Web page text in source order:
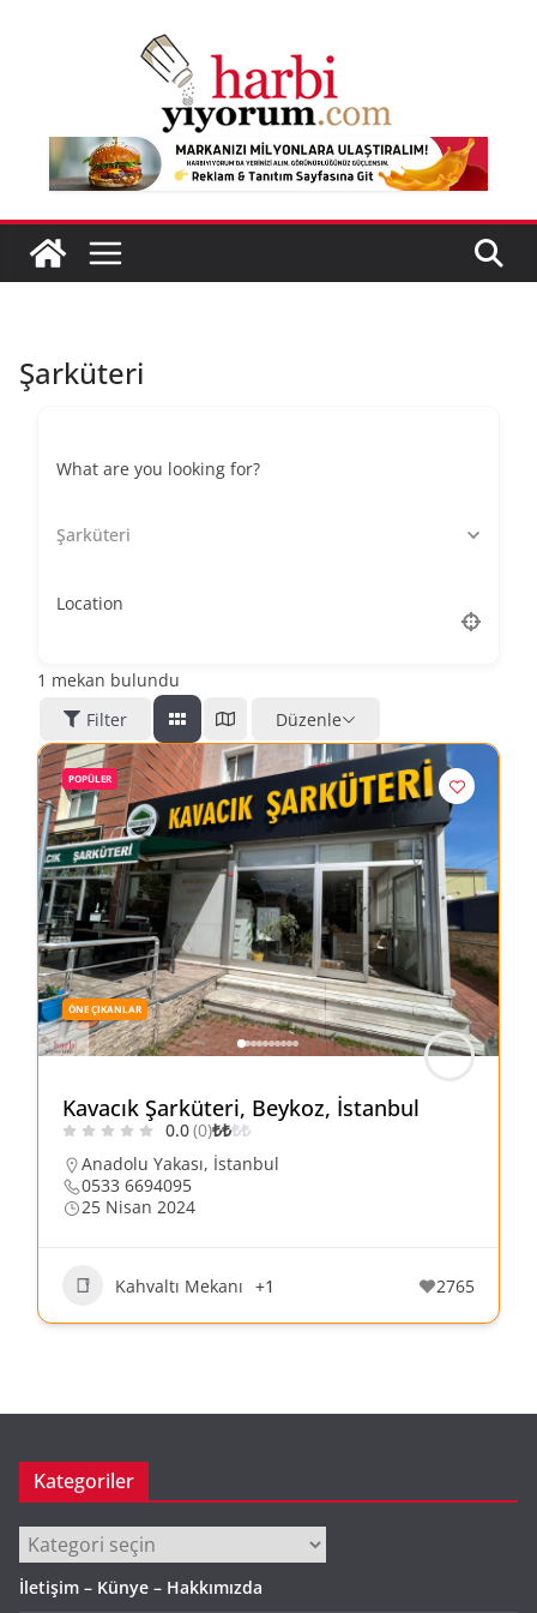
Şarküteri
What are you looking for?
Şarküteri
Location
1 mekan bulundu
Filter
Düzenle
POPÜLER
ÖNE ÇIKANLAR
Kavacık Şarküteri, Beykoz, İstanbul
0.0(0)₺₺₺₺
Anadolu Yakası, İstanbul
0533 6694095
25 Nisan 2024
Kahvaltı Mekanı +1 2765
Kategoriler
Kategoriler
İletişim – Künye – Hakkımızda